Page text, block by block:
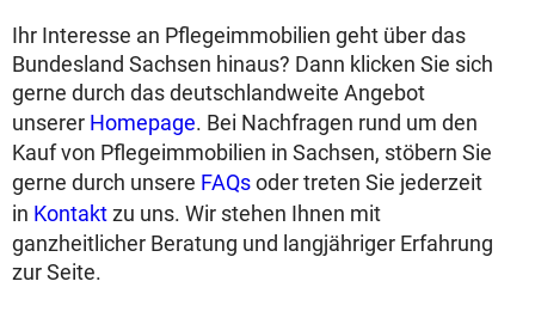
Ihr Interesse an Pflegeimmobilien geht über das
Bundesland Sachsen hinaus? Dann klicken Sie sich
gerne durch das deutschlandweite Angebot
unserer Homepage. Bei Nachfragen rund um den
Kauf von Pflegeimmobilien in Sachsen, stöbern Sie
gerne durch unsere FAQsoder treten Sie jederzeit
in Kontaktzu uns. Wir stehen Ihnen mit
ganzheitlicher Beratung und langjähriger Erfahrung
zur Seite.